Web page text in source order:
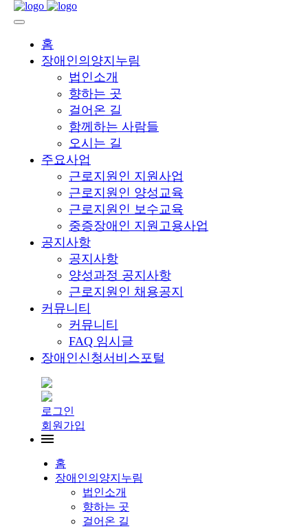
홈
장애인의양지누림
법인소개
향하는 곳
걸어온 길
함께하는 사람들
오시는 길
주요사업
근로지원인 지원사업
근로지원인 양성교육
근로지원인 보수교육
중증장애인 지원고용사업
공지사항
공지사항
양성과정 공지사항
근로지원인 채용공지
커뮤니티
커뮤니티
FAQ 임시글
장애인신청서비스포털
로그인
회원가입
홈
장애인의양지누림
법인소개
향하는 곳
걸어온 길